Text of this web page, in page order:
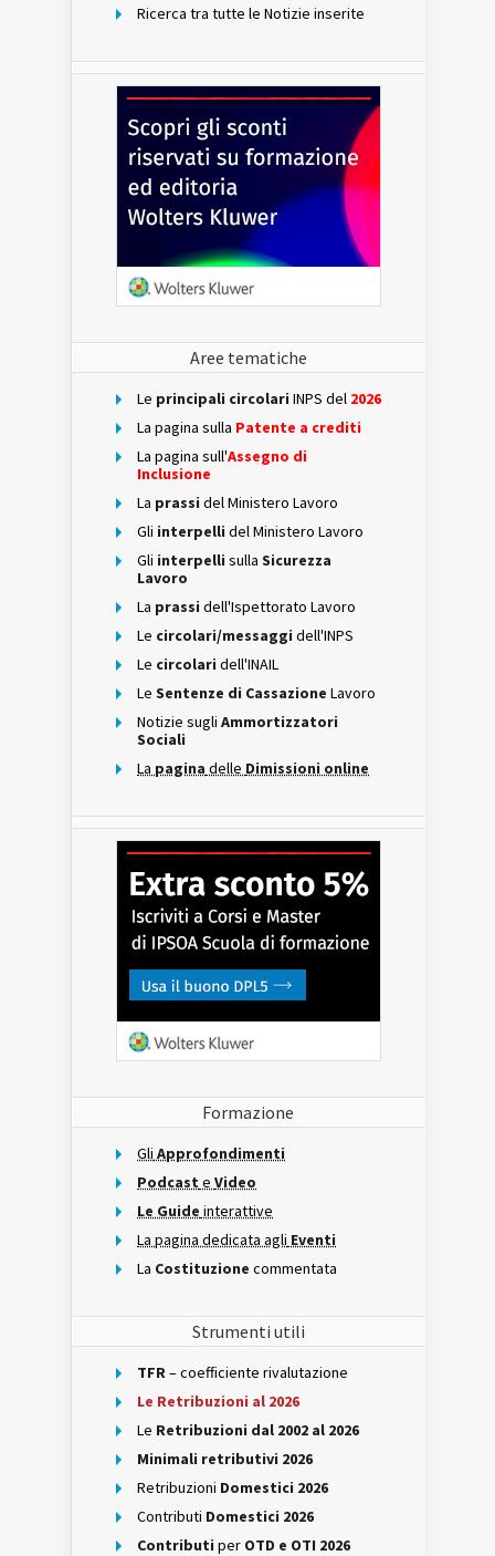
Ricerca tra tutte le Notizie inserite
Aree tematiche
Le principali circolari INPS del 2026
La pagina sulla Patente a crediti
La pagina sull'Assegno di
Inclusione
La prassi del Ministero Lavoro
Gli interpelli del Ministero Lavoro
Gli interpelli sulla Sicurezza
Lavoro
La prassi dell'Ispettorato Lavoro
Le circolari/messaggi dell'INPS
Le circolari dell'INAIL
Le Sentenze di Cassazione Lavoro
Notizie sugli Ammortizzatori
Sociali
La pagina delle Dimissioni online
Formazione
Gli Approfondimenti
Podcast e Video
Le Guide interattive
La pagina dedicata agli Eventi
La Costituzione commentata
Strumenti utili
TFR– coefficiente rivalutazione
Le Retribuzioni al 2026
Le Retribuzioni dal 2002 al 2026
Minimali retributivi 2026
Retribuzioni Domestici 2026
Contributi Domestici 2026
Contributi per OTD e OTI 2026